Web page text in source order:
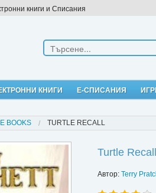
книги и Списания
КНИГИ Е-СПИСАНИЯ
BOOKS TURTLE RECALL
Turtle Recall
Автор: Terry